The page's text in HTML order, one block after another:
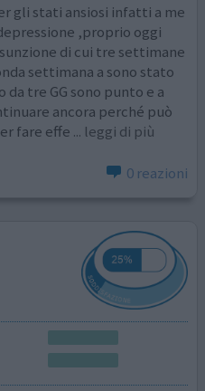
gli stati ansiosi infatti a me
,proprio oggi
di cui tre settimane
settimana a sono stato
da tre GG sono punto e a
ancora perché può
fare effe ... leggi di più
0 reazioni